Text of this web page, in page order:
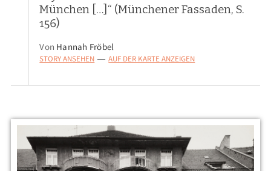
München […]“ (Münchener Fassaden, S.
156)
Von Hannah Fröbel
STORY ANSEHEN — AUF DER KARTE ANZEIGEN